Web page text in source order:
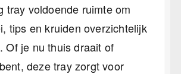
tray voldoende ruimte om
tips en kruiden overzichtelijk
Of je nu thuis draait of
deze tray zorgt voor